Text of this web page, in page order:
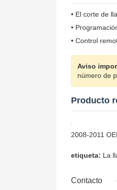
• El corte de
•
• Control
Aviso
número de
Producto
2008-2011
etiqueta: La
Contacto